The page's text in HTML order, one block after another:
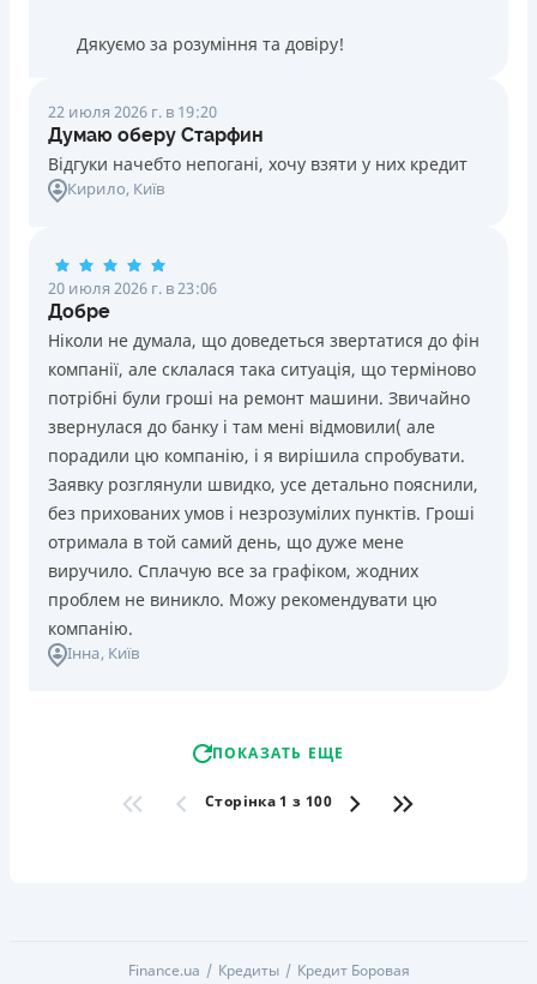
Дякуємо за розуміння та довіру!
22 июля 2026 г. в 19:20
Думаю оберу Старфин
Відгуки начебто непогані, хочу взяти у них кредит
Кирило, Київ
20 июля 2026 г. в 23:06
Добре
Ніколи не думала, що доведеться звертатися до фін
компанії, але склалася така ситуація, що терміново
потрібні були гроші на ремонт машини. Звичайно
звернулася до банку і там мені відмовили( але
порадили цю компанію, і я вирішила спробувати.
Заявку розглянули швидко, усе детально пояснили,
без прихованих умов і незрозумілих пунктів. Гроші
отримала в той самий день, що дуже мене
виручило. Сплачую все за графіком, жодних
проблем не виникло. Можу рекомендувати цю
компанію.
Інна, Київ
ПОКАЗАТЬ ЕЩЕ
Сторінка 1 з 100
Finance.ua Кредиты Кредит Боровая